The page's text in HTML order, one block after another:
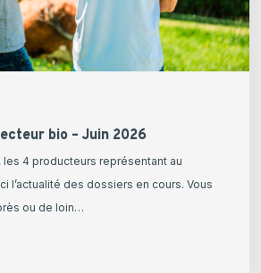
bio – Juin 2026
les 4 producteurs représentant au
l’actualité des dossiers en cours. Vous
ou de loin…